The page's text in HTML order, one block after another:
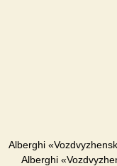
Alberghi
Alberghi